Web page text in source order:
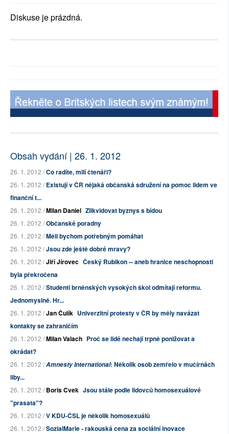
Diskuse je prázdná.
Obsah vydání | 26. 1. 2012
26. 1. 2012 /Co radíte, milí čtenáři?
26. 1. 2012 /Existují v ČR nějaká občanská sdružení na pomoc lidem ve
finanční t...
26. 1. 2012 /Milan Daniel Zlikvidovat byznys s bídou
26. 1. 2012 /Občanské poradny
26. 1. 2012 /Měli bychom potřebným pomáhat
26. 1. 2012 /Jsou zde ještě dobré mravy?
26. 1. 2012 /Jiří Jírovec Český Rubikon -- aneb hranice neschopnosti
byla překročena
26. 1. 2012 /Studenti brněnských vysokých škol odmítají reformu.
Jednomyslně. Hr...
26. 1. 2012 /Jan Čulík Univerzitní protesty v ČR by měly navázat
kontakty se zahraničím
26. 1. 2012 /Milan Valach Proč se lidé nechají trpně ponižovat a
okrádat?
26. 1. 2012 /Amnesty International: Několik osob zemřelo v mučírnách
liby...
26. 1. 2012 /Boris Cvek Jsou stále podle lidovců homosexuálové
"prasata"?
26. 1. 2012 /V KDU-ČSL je několik homosexuálů
26. 1. 2012 /SozialMarie - rakouská cena za sociální inovace